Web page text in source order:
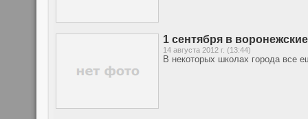
1 сентября в
14 августа 2012 г. (13:44)
В некоторых школах города все